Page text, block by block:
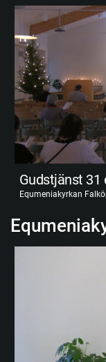
Gudstjänst 31
Equmeniakyrkan